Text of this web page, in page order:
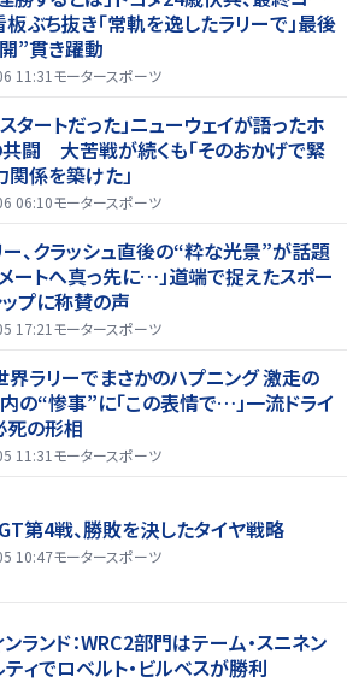
ぶち抜き「常軌を逸したラリーで」最後
”貫き躍動
11:31 モータースポーツ
タートだった」ニューウェイが語ったホ
共闘 大苦戦が続くも「そのおかげで緊
係を築けた」
06:10モータースポーツ
、クラッシュ直後の“粋な光景”が話題
ートへ真っ先に…」道端で捉えたスポー
プに称賛の声
17:21 モータースポーツ
ラリーでまさかのハプニング 激走の
の“惨事”に「この表情で…」一流ドライ
死の形相
11:31 モータースポーツ
第4戦、勝敗を決したタイヤ戦略
10:47モータースポーツ
ンランド：WRC2部門はテーム・スニネン
ィでロベルト・ビルベスが勝利